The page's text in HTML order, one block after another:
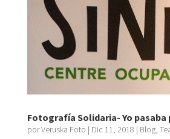
Fotografía Solidaria- Yo pasaba
porVeruska Foto | Dic 11, 2018 | Blog,